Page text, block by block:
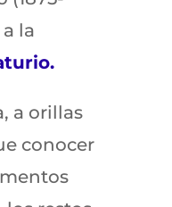
la
a orillas
conocer